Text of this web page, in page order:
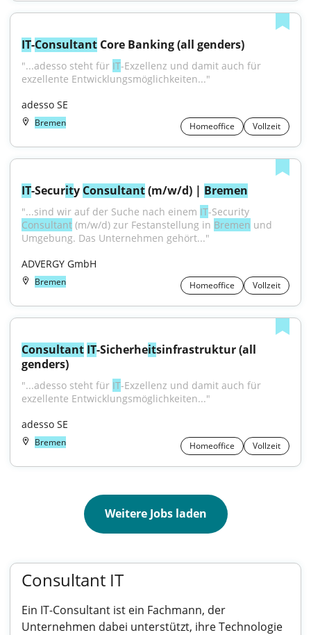
IT-Consultant Core Banking (all genders)
"...adesso steht für IT-Exzellenz und damit auch für
exzellente Entwicklungsmöglichkeiten..."
adesso SE
Bremen Homeoffice Vollzeit
IT-Security Consultant (m/w/d) | Bremen
"...sind wir auf der Suche nach einem IT
Consultant (m/w/d) zur Festanstellung in Bremen und
Umgebung. Das Unternehmen gehört..."
ADVERGY GmbH
Bremen Homeoffice Vollzeit
Consultant IT-Sicherheitsinfrastruktur (all
genders)
"...adesso steht für IT-Exzellenz und damit auch für
exzellente Entwicklungsmöglichkeiten..."
adesso SE
Bremen Homeoffice Vollzeit
Weitere Jobs laden
Consultant IT
Ein IT-Consultant ist ein Fachmann, der
Unternehmen dabei unterstützt, ihre Technologie